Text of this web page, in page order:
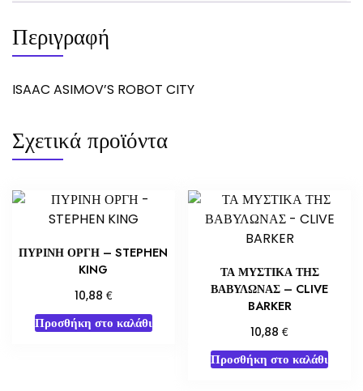
Περιγραφή
ISAAC ASIMOV’S ROBOT CITY
Σχετικά προϊόντα
ΠΥΡΙΝΗ ΟΡΓΗ – STEPHEN
KING
10,88 €
Προσθήκη στο καλάθι
ΤΑ ΜΥΣΤΙΚΑ ΤΗΣ
ΒΑΒΥΛΩΝΑΣ – CLIVE
BARKER
10,88€
Προσθήκη στο καλάθι